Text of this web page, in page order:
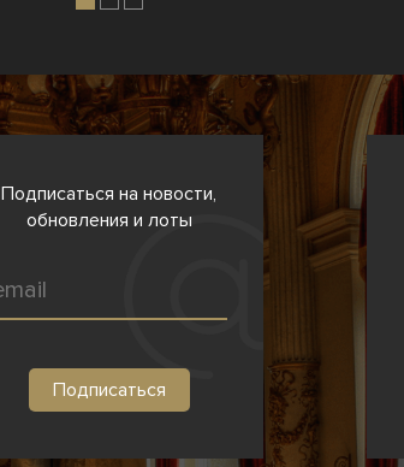
Подписаться на новости,
обновления и лоты